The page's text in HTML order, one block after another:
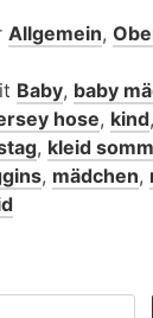
Allgemein,
Baby, baby
hose, kind,
, kleid
, mädchen,